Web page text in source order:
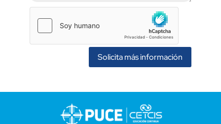
Solicita más información